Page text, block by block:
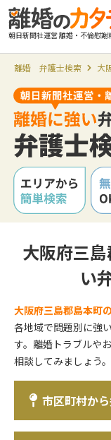
朝日新聞社運営 離婚・不倫慰謝
離婚 弁護士検索 大
大阪府三
い
大阪府三島郡島本町
各地域で問題別に強
す。離婚トラブルや
相談してみましょう。
市区町村か